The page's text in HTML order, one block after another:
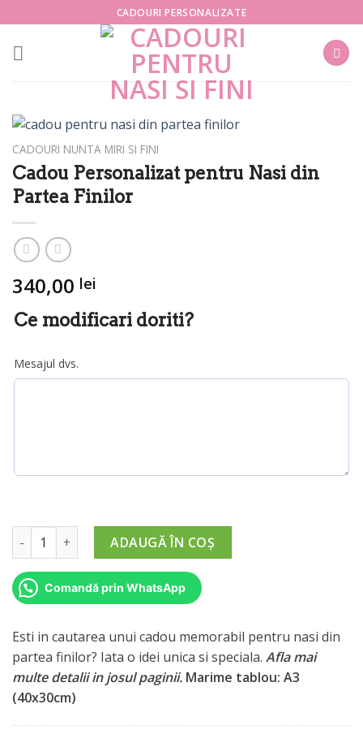
to
content
CADOURI PERSONALIZATE
CADOURI NUNTA MIRI SI FINI
Cadou Personalizat pentru Nasi din
Partea Finilor
340,00 lei
Ce modificari doriti?
Mesajul dvs.
Cantitate Cadou Personalizat pentru Nasi din Partea Finilor
ADAUGĂ ÎN COȘ
Comandă prin WhatsApp
Esti in cautarea unui cadou memorabil pentru nasi din
partea finilor? Iata o idei unica si speciala. Afla mai
multe detalii in josul paginii. Marime tablou: A3
(40x30cm)